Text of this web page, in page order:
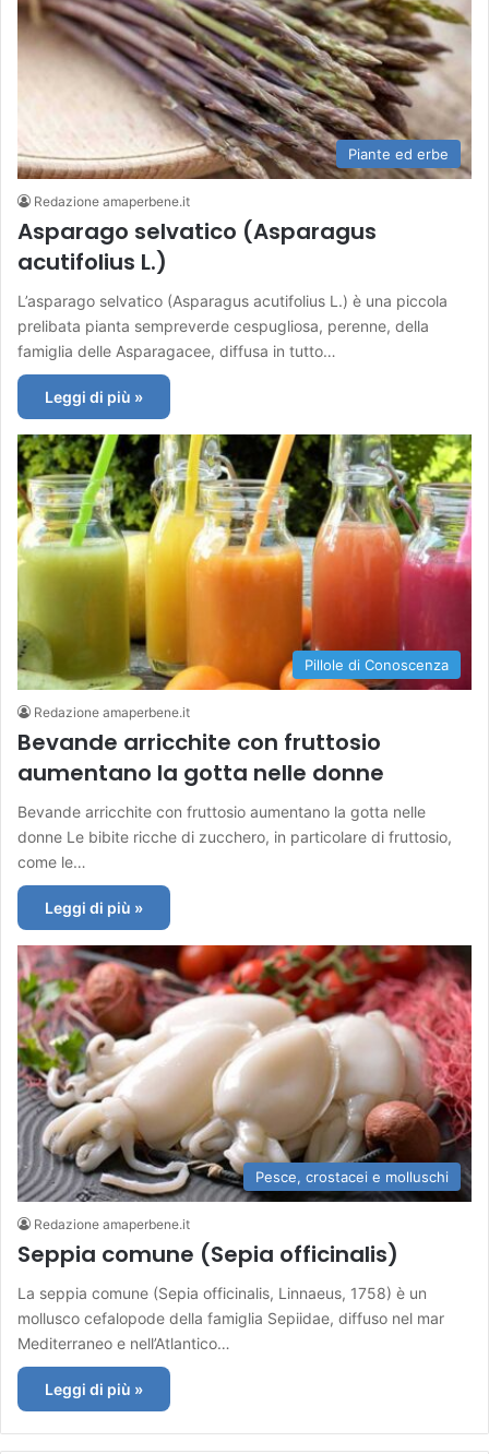
Piante ed erbe
Redazione amaperbene.it
Asparago selvatico (Asparagus
acutifolius L.)
L’asparago selvatico (Asparagus acutifolius L.) è una piccola
prelibata pianta sempreverde cespugliosa, perenne, della
famiglia delle Asparagacee, diffusa in tutto…
Leggi di più »
Pillole di Conoscenza
Redazione amaperbene.it
Bevande arricchite con fruttosio
aumentano la gotta nelle donne
Bevande arricchite con fruttosio aumentano la gotta nelle
donne Le bibite ricche di zucchero, in particolare di fruttosio,
come le…
Leggi di più »
Pesce, crostacei e molluschi
Redazione amaperbene.it
Seppia comune (Sepia officinalis)
La seppia comune (Sepia officinalis, Linnaeus, 1758) è un
mollusco cefalopode della famiglia Sepiidae, diffuso nel mar
Mediterraneo e nell’Atlantico…
Leggi di più »